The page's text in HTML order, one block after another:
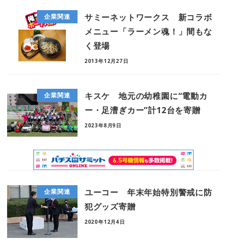
企業関連
サミーネットワークス 新コラボ
メニュー「ラーメン魂！」間もな
く登場
2013年12月27日
企業関連
キスケ 地元の幼稚園に“電動カ
ー・足漕ぎカー”計12台を寄贈
2023年8月9日
企業関連
ユーコー 年末年始特別警戒に防
犯グッズ寄贈
2020年12月4日